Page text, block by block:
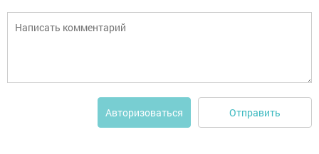
Авторизоваться Отправить